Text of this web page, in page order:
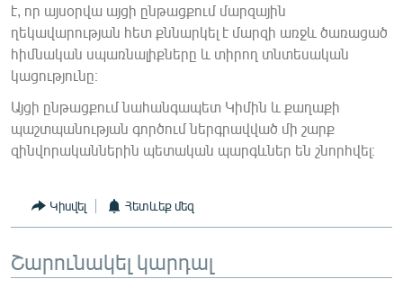
Русский
ՀԵՏԵՎԵՔ ՄԵԶ
է, որ այսօրվա այցի ընթացքում մարզային
ղեկավարության հետ քննարկել է մարզի առջև ծառացած
հիմնական սպառնալիքները և տիրող տնտեսական
կացությունը։
Այցի ընթացքում նահանգապետ Կիմին և քաղաքի
պաշտպանության գործում ներգրավված մի շարք
զինվորականներին պետական պարգևներ են շնորհվել։
Կիսվել Հետևեք մեզ
Շարունակել կարդալ